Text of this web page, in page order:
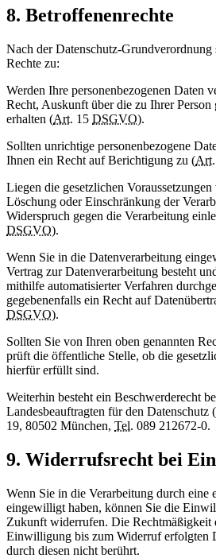
8. Betroffenenrechte
Nach der Datenschutz-Grundverordnung
Rechte zu:
Werden Ihre personenbezogenen Daten
Recht, Auskunft über die zu Ihrer Person
erhalten (Art. 15 DSGVO).
Sollten unrichtige personenbezogene
Ihnen ein Recht auf Berichtigung zu (Art.
Liegen die gesetzlichen
Löschung oder Einschränkung der
Widerspruch gegen die Verarbeitung
DSGVO).
Wenn Sie in die Datenverarbeitung
Vertrag zur Datenverarbeitung besteht
mithilfe automatisierter Verfahren
gegebenenfalls ein Recht auf
DSGVO).
Sollten Sie von Ihren oben genannten
prüft die öffentliche Stelle, ob die
hierfür erfüllt sind.
Weiterhin besteht ein Beschwerderecht
Landesbeauftragten für den Datenschutz (
19, 80502 München, Tel. 089 212672-0.
9. Widerrufsrecht bei
Wenn Sie in die Verarbeitung durch eine
eingewilligt haben, können Sie die
Zukunft widerrufen. Die Rechtmäßigkeit
Einwilligung bis zum Widerruf erfolgten
durch diesen nicht berührt.